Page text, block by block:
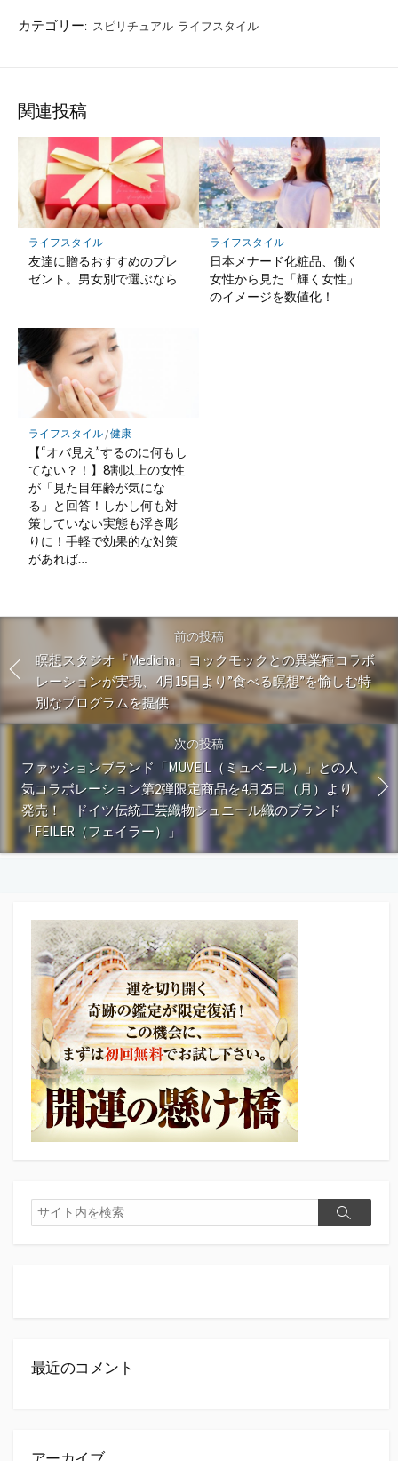
カテゴリー: スピリチュアル ライフスタイル
関連投稿
ライフスタイル
友達に贈るおすすめのプレ
ゼント。男女別で選ぶなら
ライフスタイル
日本メナード化粧品、働く
女性から見た「輝く女性」
のイメージを数値化！
ライフスタイル/健康
【“オバ見え”するのに何もし
てない？！】8割以上の女性
が「見た目年齢が気にな
る」と回答！しかし何も対
策していない実態も浮き彫
りに！手軽で効果的な対策
があれば…
前の投稿
瞑想スタジオ『Medicha』ヨックモックとの異業種コラボ
レーションが実現、4月15日より”食べる瞑想”を愉しむ特
別なプログラムを提供
次の投稿
ファッションブランド「MUVEIL（ミュベール）」との人
気コラボレーション第2弾限定商品を4月25日（月）より
発売！ ドイツ伝統工芸織物シュニール織のブランド
「FEILER（フェイラー）」
検
索
検
最近のコメント